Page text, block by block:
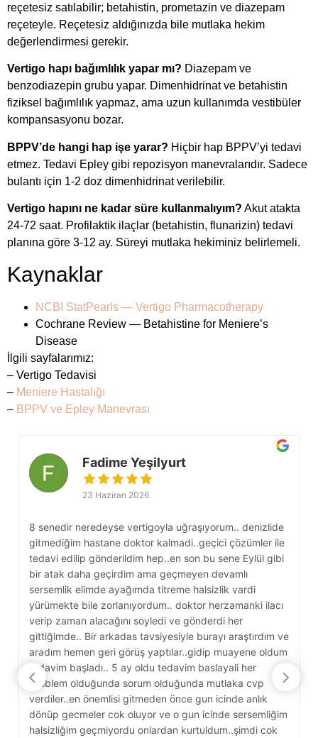
reçetesiz satılabilir; betahistin, prometazin ve diazepam
reçeteyle. Reçetesiz aldığınızda bile mutlaka hekim
değerlendirmesi gerekir.
Vertigo hapı bağımlılık yapar mı? Diazepam ve
benzodiazepin grubu yapar. Dimenhidrinat ve betahistin
fiziksel bağımlılık yapmaz, ama uzun kullanımda vestibüler
kompansasyonu bozar.
BPPV’de hangi hap işe yarar? Hiçbir hap BPPV’yi tedavi
etmez. Tedavi Epley gibi repozisyon manevralarıdır. Sadece
bulantı için 1-2 doz dimenhidrinat verilebilir.
Vertigo hapını ne kadar süre kullanmalıyım? Akut atakta
24-72 saat. Profilaktik ilaçlar (betahistin, flunarizin) tedavi
planına göre 3-12 ay. Süreyi mutlaka hekiminiz belirlemeli.
Kaynaklar
NCBI StatPearls — Vertigo Pharmacotherapy
Cochrane Review — Betahistine for Meniere’s
Disease
İlgili sayfalarımız:
– Vertigo Tedavisi
– Meniere Hastalığı
– BPPV ve Epley Manevrası
Fadime Yeşilyurt
23 Haziran 2026
8 senedir neredeyse vertigoyla uğraşıyorum.. denizlide
gitmediğim hastane doktor kalmadi..geçici çözümler ile
tedavi edilip gönderildim hep..en son bu sene Eylül gibi
bir atak daha geçirdim ama geçmeyen devamlı
sersemlik elimde ayağımda titreme halsizlik vardi
yürümekte bile zorlanıyordum.. doktor herzamanki ilacı
verip zaman alacağını soyledi ve gönderdi her
gittiğimde.. Bir arkadas tavsiyesiyle burayı araştırdım ve
aradım hemen geri görüş yaptılar..gidip muayene oldum
tedavim başladı.. 5 ay oldu tedavim baslayali her
problem olduğunda sorum olduğunda mutlaka cvp
verdiler..en önemlisi gitmeden önce gun icinde anlık
dönüp gecmeler cok oluyor ve o gun icinde sersemliğim
halsizliğim geçmiyordu onlardan kurtuldum..şimdi cok